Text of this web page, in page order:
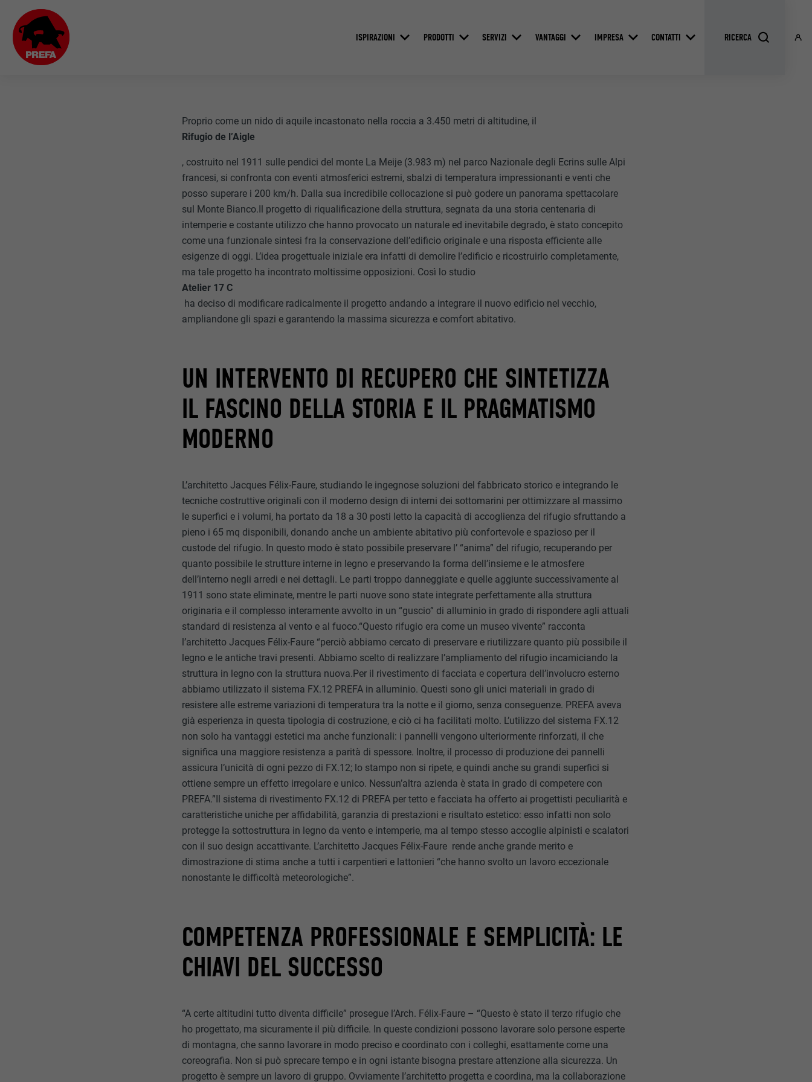
ISPIRAZIONI PRODOTTI SERVIZI VANTAGGI IMPRESA CONTATTI
Proprio come un nido di aquile incastonato nella roccia a 3.450 metri di altitudine, il
Rifugio de l’Aigle
, costruito nel 1911 sulle pendici del monte La Meije (3.983 m) nel parco Nazionale degli Ecrins sulle Alpi
francesi, si confronta con eventi atmosferici estremi, sbalzi di temperatura impressionanti e venti che
posso superare i 200 km/h. Dalla sua incredibile collocazione si può godere un panorama spettacolare
sul Monte Bianco.Il progetto di riqualificazione della struttura, segnata da una storia centenaria di
intemperie e costante utilizzo che hanno provocato un naturale ed inevitabile degrado, è stato concepito
come una funzionale sintesi fra la conservazione dell’edificio originale e una risposta efficiente alle
esigenze di oggi. L’idea progettuale iniziale era infatti di demolire l’edificio e ricostruirlo completamente,
ma tale progetto ha incontrato moltissime opposizioni. Così lo studio
Atelier 17 C
ha deciso di modificare radicalmente il progetto andando a integrare il nuovo edificio nel vecchio,
ampliandone gli spazi e garantendo la massima sicurezza e comfort abitativo.
UN INTERVENTO DI RECUPERO CHE SINTETIZZA
IL FASCINO DELLA STORIA E IL PRAGMATISMO
MODERNO
L’architetto Jacques Félix-Faure, studiando le ingegnose soluzioni del fabbricato storico e integrando le
tecniche costruttive originali con il moderno design di interni dei sottomarini per ottimizzare al massimo
le superfici e i volumi, ha portato da 18 a 30 posti letto la capacità di accoglienza del rifugio sfruttando a
pieno i 65 mq disponibili, donando anche un ambiente abitativo più confortevole e spazioso per il
custode del rifugio. In questo modo è stato possibile preservare l’ “anima” del rifugio, recuperando per
quanto possibile le strutture interne in legno e preservando la forma dell’insieme e le atmosfere
dell’interno negli arredi e nei dettagli. Le parti troppo danneggiate e quelle aggiunte successivamente al
1911 sono state eliminate, mentre le parti nuove sono state integrate perfettamente alla struttura
originaria e il complesso interamente avvolto in un “guscio” di alluminio in grado di rispondere agli attuali
standard di resistenza al vento e al fuoco.“Questo rifugio era come un museo vivente” racconta
l’architetto Jacques Félix-Faure “perciò abbiamo cercato di preservare e riutilizzare quanto più possibile il
legno e le antiche travi presenti. Abbiamo scelto di realizzare l’ampliamento del rifugio incamiciando la
struttura in legno con la struttura nuova.Per il rivestimento di facciata e copertura dell’involucro esterno
abbiamo utilizzato il sistema FX.12 PREFA in alluminio. Questi sono gli unici materiali in grado di
resistere alle estreme variazioni di temperatura tra la notte e il giorno, senza conseguenze. PREFA aveva
già esperienza in questa tipologia di costruzione, e ciò ci ha facilitati molto. L’utilizzo del sistema FX.12
non solo ha vantaggi estetici ma anche funzionali: i pannelli vengono ulteriormente rinforzati, il che
significa una maggiore resistenza a parità di spessore. Inoltre, il processo di produzione dei pannelli
assicura l’unicità di ogni pezzo di FX.12; lo stampo non si ripete, e quindi anche su grandi superfici si
ottiene sempre un effetto irregolare e unico. Nessun’altra azienda è stata in grado di competere con
PREFA.”Il sistema di rivestimento FX.12 di PREFA per tetto e facciata ha offerto ai progettisti peculiarità e
caratteristiche uniche per affidabilità, garanzia di prestazioni e risultato estetico: esso infatti non solo
protegge la sottostruttura in legno da vento e intemperie, ma al tempo stesso accoglie alpinisti e scalatori
con il suo design accattivante. L’architetto Jacques Félix-Faure rende anche grande merito e
dimostrazione di stima anche a tutti i carpentieri e lattonieri “che hanno svolto un lavoro eccezionale
nonostante le difficoltà meteorologiche”.
COMPETENZA PROFESSIONALE E SEMPLICITÀ: LE
CHIAVI DEL SUCCESSO
“A certe altitudini tutto diventa difficile” prosegue l’Arch. Félix-Faure – “Questo è stato il terzo rifugio che
ho progettato, ma sicuramente il più difficile. In queste condizioni possono lavorare solo persone esperte
di montagna, che sanno lavorare in modo preciso e coordinato con i colleghi, esattamente come una
coreografia. Non si può sprecare tempo e in ogni istante bisogna prestare attenzione alla sicurezza. Un
progetto è sempre un lavoro di gruppo. Ovviamente l’architetto progetta e coordina, ma la collaborazione